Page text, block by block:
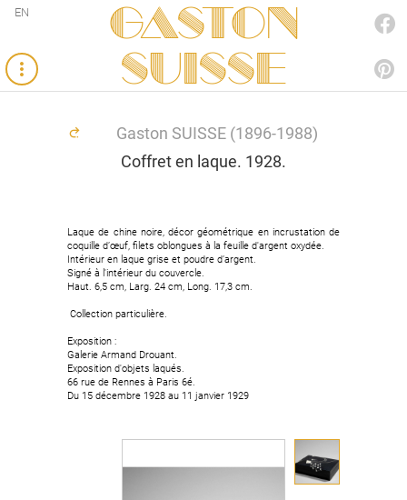
Gaston
SUISSE
EN
Gaston SUISSE (1896-1988)
Coffret en laque. 1928.
Laque de chine noire, décor géométrique en incrustation de
coquille d’œuf, filets oblongues à la feuille d'argent oxydée.
Intérieur en laque grise et poudre d’argent.
Signé à l'intérieur du couvercle.
Haut. 6,5 cm, Larg. 24 cm, Long. 17,3 cm.
Collection particulière.
Exposition :
Galerie Armand Drouant.
Exposition d'objets laqués.
66 rue de Rennes à Paris 6é.
Du 15 décembre 1928 au 11 janvier 1929
Laque de chine noire, décor géométrique en incrustation de
coquille d’œuf, filets oblongues à la feuille d'argent oxydée.
Intérieur en laque grise et poudre d’argent.
Signé à l'intérieur du couvercle.
Haut. 6,5 cm, Larg. 24 cm, Long. 17,3 cm.
Collection particulière.
Exposition :
Galerie Armand Drouant.
Exposition d'objets laqués.
66 rue de Rennes à Paris 6é.
Du 15 décembre 1928 au 11 janvier 1929